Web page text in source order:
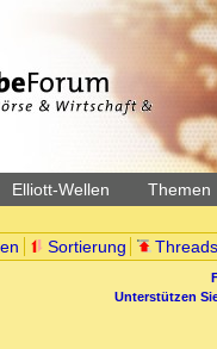
Elliott-Wellen Themen
Sortierung
Unterstützen